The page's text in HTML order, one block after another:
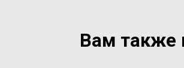
Вам также